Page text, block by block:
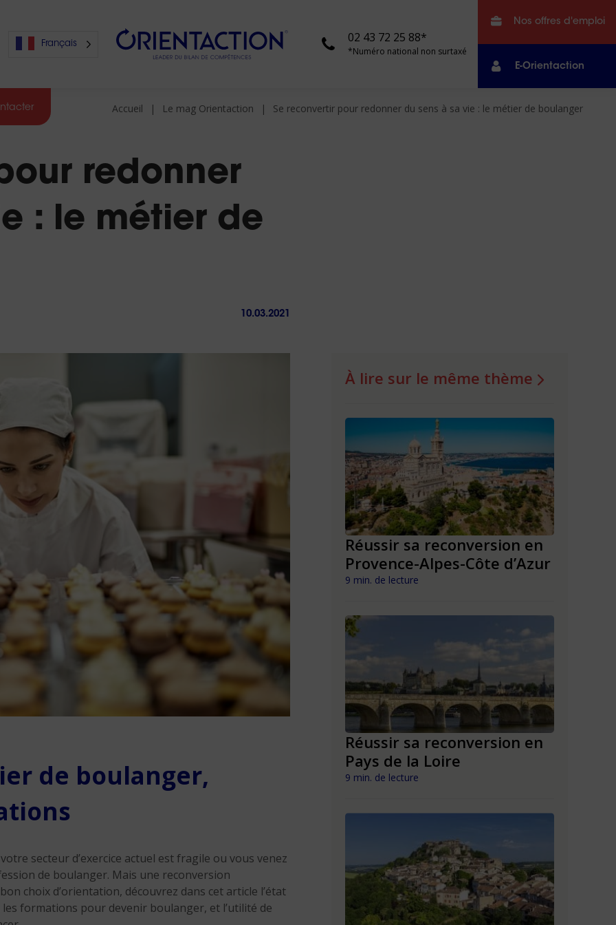
Français 02 43 72 25 88*
*Numéro national non surtaxé
Nos offres d'emploi
E-Orientaction
24h
Trouver
agence
Accueil Le mag Orientaction Se reconvertir pour redonner du sens à sa vie : le métier de boulanger
redonner
: le métier de
10.03.2021
de boulanger,
secteur d’exercice actuel est fragile ou vous venez
de boulanger. Mais une reconversion
choix d’orientation, découvrez dans cet article l’état
formations pour devenir boulanger, et l’utilité de
À lire sur le même thème
Réussir sa reconversion en
Guyane
9 min. de lecture
9 min. de lecture
Réussir sa reconversion en
Provence-Alpes-Côte d’Azur
9 min. de lecture
Réussir sa reconversion en
Pays de la Loire
9 min. de lecture